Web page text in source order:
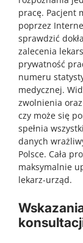
pracę. Pacjent
poprzez
sprawdzić
zalecenia
prywatność
numeru
medycznej.
zwolnienia
czy może się
spełnia
danych
Polsce. Cała
maksymalnie
lekarz-urząd.